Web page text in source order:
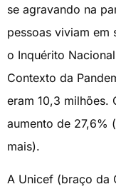
se agravando na
pessoas viviam em
o Inquérito
Contexto da
eram 10,3 milhões.
aumento de 27,6%
mais).
A Unicef (braço da